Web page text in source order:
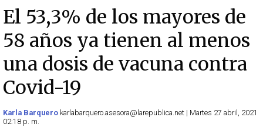
El 53,3% de los mayores de
58 años ya tienen al menos
una dosis de vacuna contra
Covid-19
Karla Barquero karlabarquero.asesora@larepublica.net | Martes 27 abril, 2021
02:18 p. m.